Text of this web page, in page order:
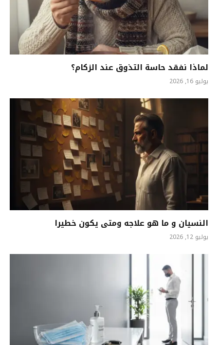
لماذا نفقد حاسة التذوق عند الزكام؟
يوليو 16, 2026
النسيان و ما هو علاجه ومتى يكون خطيرا
يوليو 12, 2026